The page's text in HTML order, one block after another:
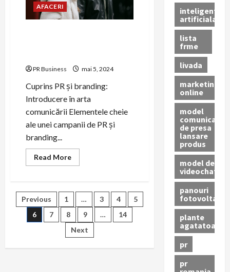
AFACERI
PR Business mai 5, 2024
Cuprins PR și branding:
Introducere în arta
comunicării Elementele cheie
ale unei campanii de PR și
branding...
Read MoreRead
more
branding:
Construind
o
identitate
puternică
pentru
succes.
Paginație
articole
Previous 1 … 3 4
5
6
7 8 9 …
14
Next
inteligenta
artificiala
lista
frme
livada
marketing
online
model
comunicat
de presa
lansare
produs
model de
videochat
panouri
fotovoltaice
plante
agatatoare
pr
pr